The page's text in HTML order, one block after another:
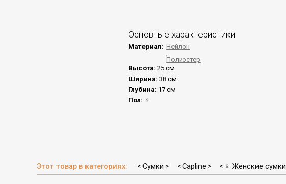
Основные характеристики
Материал: Нейлон
,
Полиэстер
Высота: 25 см
Ширина: 38 см
Глубина: 17 см
Пол: ♀
Этот товар в категориях: < Сумки > < Capline > < ♀ Женские сумки